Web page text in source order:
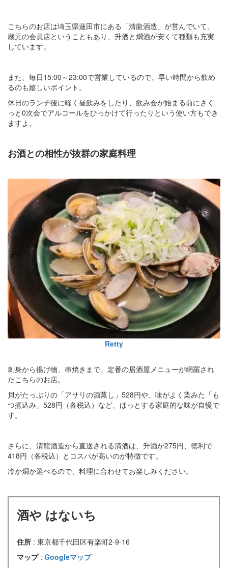
こちらのお店は埼玉県蓮田市にある「清龍酒造」が営んでいて、
蔵元の会員店ということもあり、升酒と燗酒が安くて種類も充実
しています。
また、毎日15:00～23:00で営業しているので、早い時間から飲め
るのも嬉しいポイント。
休日のランチ後に軽く昼飲みをしたり、飲み会が始まる前にさく
っと0次会でアルコールをひっかけて行ったりという使い方もでき
ますよ。
お酒との相性が抜群の家庭料理
Retty
刺身から揚げ物、串焼きまで、定番の居酒屋メニューが網羅され
たこちらのお店。
貝がたっぷりの「アサリの酒蒸し」528円や、味がよく染みた「も
つ煮込み」528円（各税込）など、ほっとする家庭的な味が自慢で
す。
さらに、清龍酒造から直送される清酒は、升酒が275円、徳利で
418円（各税込）とコスパが高いのが特徴です。
冷か燗か選べるので、料理に合わせてお楽しみください。
酒や はないち
住所 : 東京都千代田区有楽町2-9-16
マップ : Googleマップ